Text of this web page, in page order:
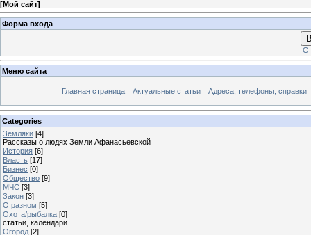
[Мой сайт]
Форма входа
Меню сайта
Главная страница Актуальные статьи Адреса, телефоны, справки
Categories
Земляки [4]
Рассказы о людях Земли Афанасьевской
История [6]
Власть [17]
Бизнес [0]
Общество [9]
МЧС [3]
Закон [3]
О разном [5]
Охота/рыбалка [0]
статьи, календари
Огород [2]